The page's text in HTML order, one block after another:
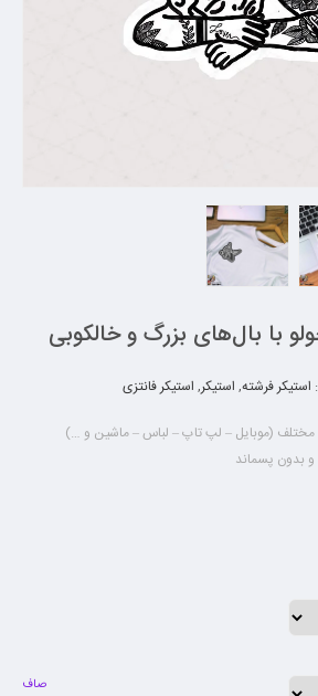
با بال‌های بزرگ و خالکوبی
استیکر فرشته, استیکر, استیکر فانتزی
(موبایل – لپ تاپ – لباس – ماشین و …)
بدون پسماند
صاف